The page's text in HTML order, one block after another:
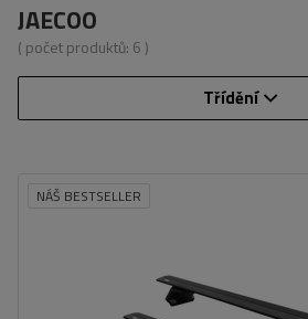
JAECOO
( počet produktů: 6 )
Třídění
NÁŠ BESTSELLER